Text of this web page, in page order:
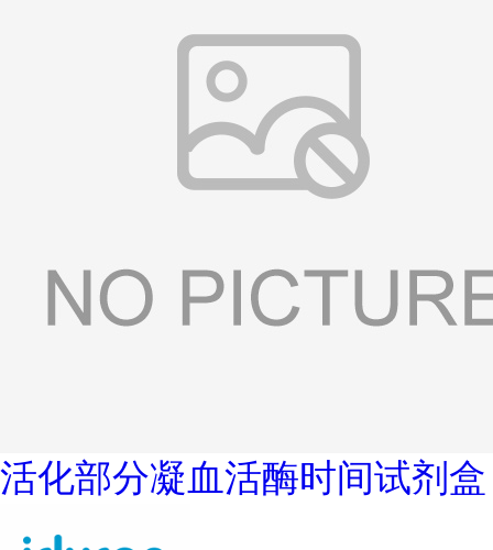
活化部分凝血活酶时间试剂盒